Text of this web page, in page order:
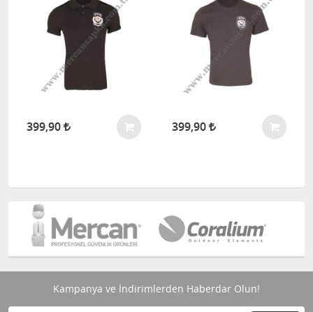
399,90 399,90
Kampanya ve İndirimlerden Haberdar Olun!